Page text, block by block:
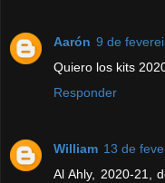
Aarón 9 de
Quiero los kits
Responder
William 13 de
Al Ahly, 2020-21,